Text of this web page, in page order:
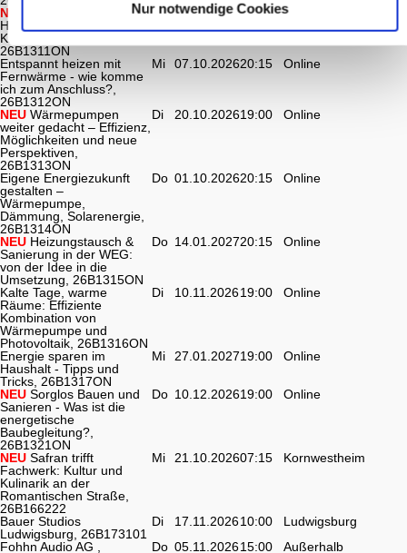
Nur notwendige Cookies
NEU IBA'27, 26B1255ON Di 10.11.202619:00
Online
Heizen mit der
Klimaanlage? So geht’s! ,
26B1311ON
Entspannt heizen mit
Fernwärme - wie komme
ich zum Anschluss?,
26B1312ON
Mi 07.10.202620:15 Online
NEU Wärmepumpen
weiter gedacht – Effizienz,
Möglichkeiten und neue
Perspektiven,
26B1313ON
Di 20.10.202619:00 Online
Eigene Energiezukunft
gestalten –
Wärmepumpe,
Dämmung, Solarenergie,
26B1314ON
Do 01.10.202620:15 Online
NEU Heizungstausch &
Sanierung in der WEG:
von der Idee in die
Umsetzung, 26B1315ON
Do 14.01.202720:15 Online
Kalte Tage, warme
Räume: Effiziente
Kombination von
Wärmepumpe und
Photovoltaik, 26B1316ON
Di 10.11.202619:00 Online
Energie sparen im
Haushalt - Tipps und
Tricks, 26B1317ON
Mi 27.01.202719:00 Online
NEU Sorglos Bauen und
Sanieren - Was ist die
energetische
Baubegleitung?,
26B1321ON
Do 10.12.202619:00 Online
NEU Safran trifft
Fachwerk: Kultur und
Kulinarik an der
Romantischen Straße,
26B166222
Mi 21.10.202607:15 Kornwestheim
Bauer Studios
Ludwigsburg, 26B173101
Di 17.11.202610:00
Ludwigsburg
Fohhn Audio AG ,
Do 05.11.202615:00
Außerhalb